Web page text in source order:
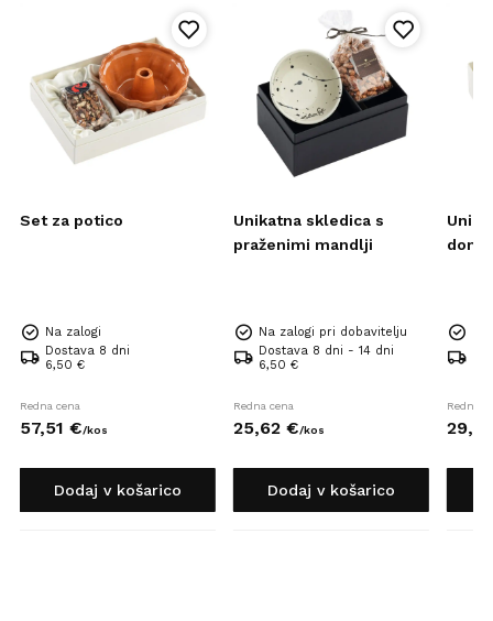
Set za potico
Na zalogi
Dostava 8 dni
6,50 €
Redna cena
57,51 €/kos
Dodaj v košarico
Unikatna skledica s
praženimi mandlji
Na zalogi pri dobavitelju
Dostava 8 dni - 14 dni
6,50 €
Redna cena
25,62 €/kos
Dodaj v košarico
Redna
29,